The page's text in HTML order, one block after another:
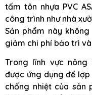
tấm tôn nhựa PVC
công trình như nhà
Sản phẩm này
giảm chi phí bảo trì
Trong lĩnh vực nông
được ứng dụng để
chống nhiệt của sản